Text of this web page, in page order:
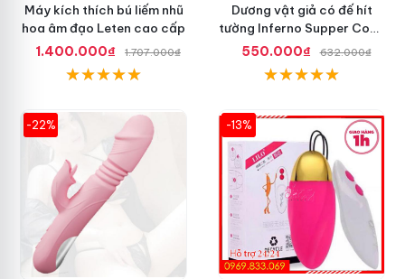
Máy kích thích bú liếm nhũ
hoa âm đạo Leten cao cấp
1.400.000₫
1.707.000₫
Dương vật giả có đế hít
tường Inferno Supper Cock
rung coay 7 chế độ
550.000₫ 632.000₫
-22% -13%